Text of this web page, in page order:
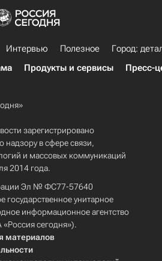
Интервью Полезное
Город:
Продукты и сервисы Пресс-
зарегистрировано
надзору в сфере связи,
и массовых коммуникаций
2014 года.
Эл № ФС77-57640
государственное унитарное
информационное агентство
сегодня»).
материалов